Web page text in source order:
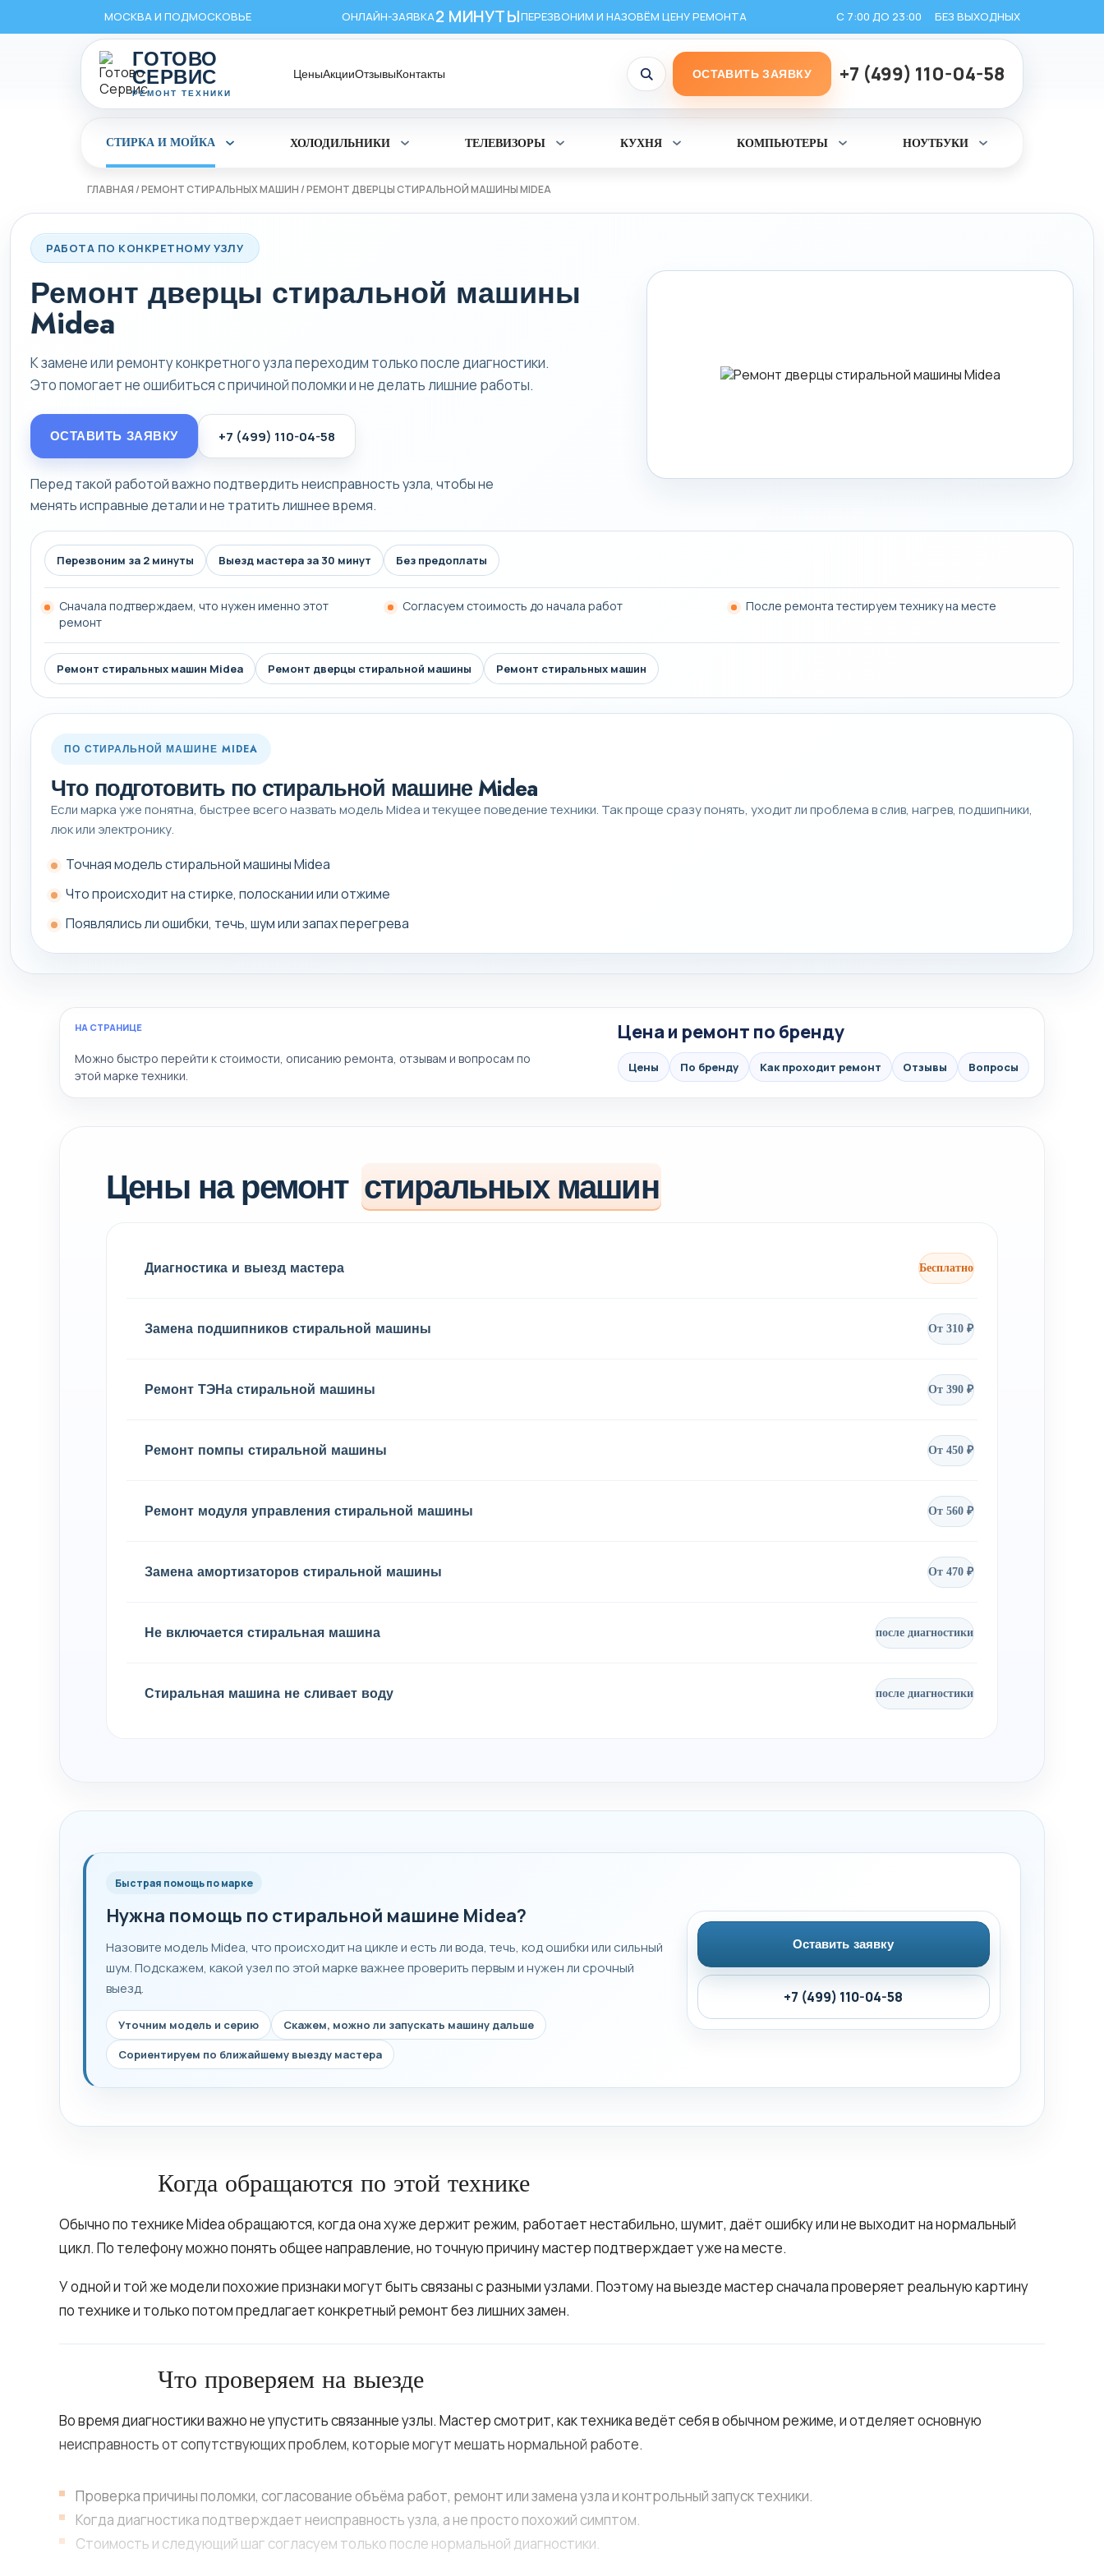
МОСКВА И ПОДМОСКОВЬЕ ОНЛАЙН-ЗАЯВКА2 МИНУТЫПЕРЕЗВОНИМ И НАЗОВЁМ ЦЕНУ РЕМОНТА С 7:00 ДО 23:00 БЕЗ ВЫХОДНЫХ
ГОТОВО
СЕРВИС
РЕМОНТ ТЕХНИКИ
ЦеныАкцииОтзывыКонтакты ОСТАВИТЬ ЗАЯВКУ +7 (499) 110-04-58
СТИРКА И МОЙКА Раскрыть
и
ХОЛОДИЛЬНИКИ Раскрыть ТЕЛЕВИЗОРЫ Раскрыть КУХНЯ Раскрыть КОМПЬЮТЕРЫ Раскрыть НОУТБУКИ Раскрыть
ГЛАВНАЯ /РЕМОНТ СТИРАЛЬНЫХ МАШИН /РЕМОНТ ДВЕРЦЫ СТИРАЛЬНОЙ МАШИНЫ MIDEA
РАБОТА ПО КОНКРЕТНОМУ УЗЛУ
Ремонт дверцы стиральной машины
Midea
К замене или ремонту конкретного узла переходим только после диагностики.
Это помогает не ошибиться с причиной поломки и не делать лишние работы.
ОСТАВИТЬ ЗАЯВКУ +7 (499) 110-04-58
Перед такой работой важно подтвердить неисправность узла, чтобы не
менять исправные детали и не тратить лишнее время.
Перезвоним за 2 минуты Выезд мастера за 30 минут Без предоплаты
Сначала подтверждаем, что нужен именно этот
ремонт
Согласуем стоимость до начала работ После ремонта тестируем технику на месте
Ремонт стиральных машин Midea Ремонт дверцы стиральной машины Ремонт стиральных машин
ПО СТИРАЛЬНОЙ МАШИНЕ MIDEA
Что подготовить по стиральной машине Midea
Если марка уже понятна, быстрее всего назвать модель Midea и текущее поведение техники. Так проще сразу понять, уходит ли проблема в слив, нагрев, подшипники,
люк или электронику.
Точная модель стиральной машины Midea
Что происходит на стирке, полоскании или отжиме
Появлялись ли ошибки, течь, шум или запах перегрева
НА СТРАНИЦЕ Цена и ремонт по бренду
Можно быстро перейти к стоимости, описанию ремонта, отзывам и вопросам по
этой марке техники.
Цены По бренду Как проходит ремонт Отзывы Вопросы
Цены на ремонт стиральных машин
Диагностика и выезд мастера Бесплатно
Замена подшипников стиральной машины От 310 ₽
Ремонт ТЭНа стиральной машины От 390 ₽
Ремонт помпы стиральной машины От 450 ₽
Ремонт модуля управления стиральной машины От 560 ₽
Замена амортизаторов стиральной машины От 470 ₽
Не включается стиральная машина после диагностики
Стиральная машина не сливает воду после диагностики
Быстрая помощь по марке
Нужна помощь по стиральной машине Midea?
Назовите модель Midea, что происходит на цикле и есть ли вода, течь, код ошибки или сильный
шум. Подскажем, какой узел по этой марке важнее проверить первым и нужен ли срочный
выезд.
Уточним модель и серию
Скажем, можно ли запускать машину дальше
Сориентируем по ближайшему выезду мастера
Оставить заявку
+7 (499) 110-04-58
Когда обращаются по этой технике
Обычно по технике Midea обращаются, когда она хуже держит режим, работает нестабильно, шумит, даёт ошибку или не выходит на нормальный
цикл. По телефону можно понять общее направление, но точную причину мастер подтверждает уже на месте.
У одной и той же модели похожие признаки могут быть связаны с разными узлами. Поэтому на выезде мастер сначала проверяет реальную картину
по технике и только потом предлагает конкретный ремонт без лишних замен.
Что проверяем на выезде
Во время диагностики важно не упустить связанные узлы. Мастер смотрит, как техника ведёт себя в обычном режиме, и отделяет основную
неисправность от сопутствующих проблем, которые могут мешать нормальной работе.
Проверка причины поломки, согласование объёма работ, ремонт или замена узла и контрольный запуск техники.
Когда диагностика подтверждает неисправность узла, а не просто похожий симптом.
Стоимость и следующий шаг согласуем только после нормальной диагностики.